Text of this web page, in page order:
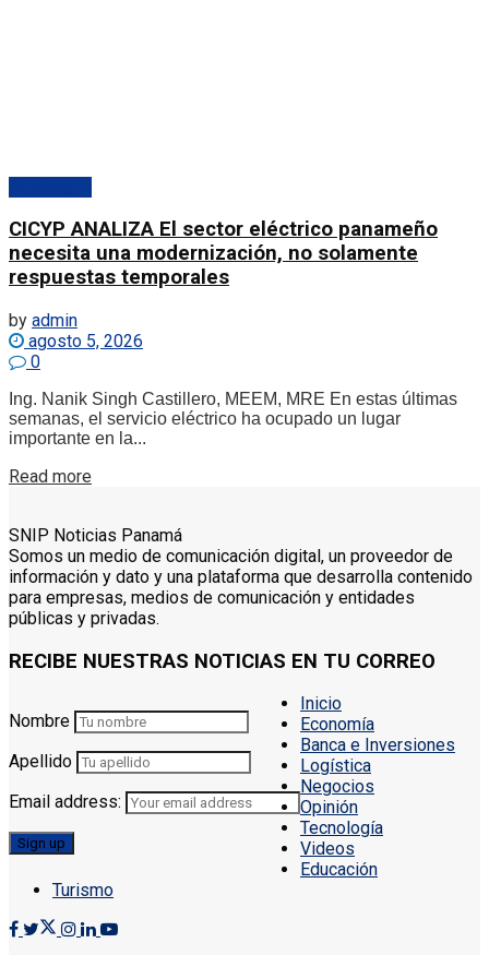
CICYP ANALIZA El sector eléctrico panameño
necesita una modernización, no solamente
respuestas temporales
by admin
agosto 5, 2026
0
Ing. Nanik Singh Castillero, MEEM, MRE En estas últimas
semanas, el servicio eléctrico ha ocupado un lugar
importante en la...
Read more
SNIP Noticias Panamá
Somos un medio de comunicación digital, un proveedor de
información y dato y una plataforma que desarrolla contenido
para empresas, medios de comunicación y entidades
públicas y privadas.
RECIBE NUESTRAS NOTICIAS EN TU CORREO
Nombre
Apellido
Email address:
Inicio
Economía
Banca e Inversiones
Logística
Negocios
Opinión
Tecnología
Videos
Educación
Turismo